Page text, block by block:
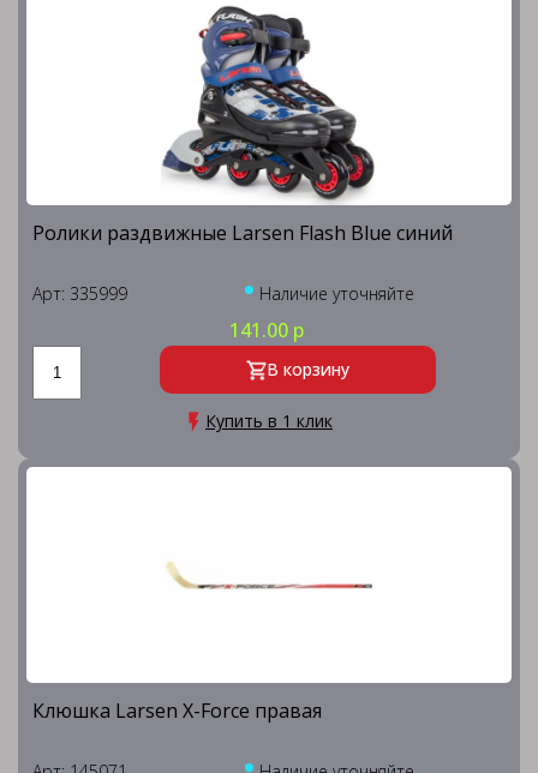
Ролики раздвижные Larsen Flash Blue синий
Арт: 335999 Наличие уточняйте
141.00 р
В корзину
Купить в 1 клик
Клюшка Larsen X-Forсe правая